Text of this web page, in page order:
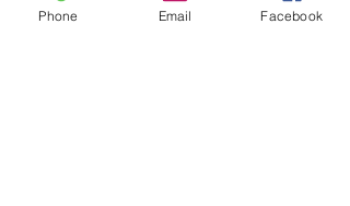
since its early days. Companies in
Phone Email Facebook